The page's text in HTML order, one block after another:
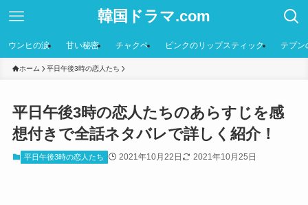
韓国ドラマ.com
ウンヒの涙 甘い秘密 チャクペ ピンクのリップスティック テプン
ホーム 平日午後3時の恋人たち
平日午後3時の恋人たちのあらすじを感
想付きで全話ネタバレで詳しく紹介！
平日午後3時の恋人たち 2021年10月22日 2021年10月25日